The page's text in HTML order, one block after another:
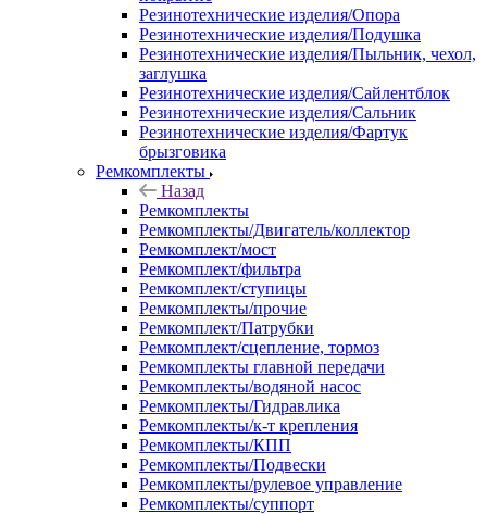
Резинотехнические изделия/Опора
Резинотехнические изделия/Подушка
Резинотехнические изделия/Пыльник, чехол,
заглушка
Резинотехнические изделия/Сайлентблок
Резинотехнические изделия/Сальник
Резинотехнические изделия/Фартук
брызговика
Ремкомплекты
Назад
Ремкомплекты
Ремкомплекты/Двигатель/коллектор
Ремкомплект/мост
Ремкомплект/фильтра
Ремкомплект/ступицы
Ремкомплекты/прочие
Ремкомплект/Патрубки
Ремкомплект/сцепление, тормоз
Ремкомплекты главной передачи
Ремкомплекты/водяной насос
Ремкомплекты/Гидравлика
Ремкомплекты/к-т крепления
Ремкомплекты/КПП
Ремкомплекты/Подвески
Ремкомплекты/рулевое управление
Ремкомплекты/суппорт